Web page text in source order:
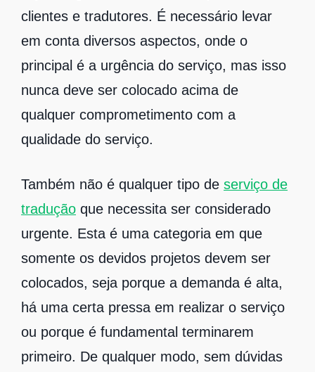
clientes e tradutores. É necessário levar
em conta diversos aspectos, onde o
principal é a urgência do serviço, mas isso
nunca deve ser colocado acima de
qualquer comprometimento com a
qualidade do serviço.
Também não é qualquer tipo de serviço de
tradução que necessita ser considerado
urgente. Esta é uma categoria em que
somente os devidos projetos devem ser
colocados, seja porque a demanda é alta,
há uma certa pressa em realizar o serviço
ou porque é fundamental terminarem
primeiro. De qualquer modo, sem dúvidas